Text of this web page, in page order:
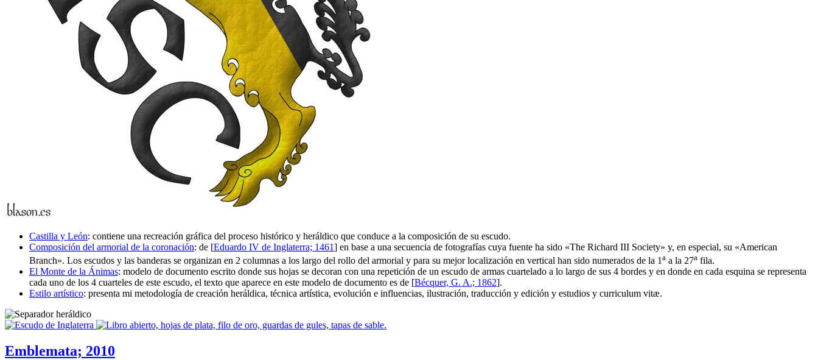
Castilla y León: contiene una recreación gráfica del proceso histórico y heráldico que conduce a la composición de su escudo.
Composición del armorial de la coronación: de [Eduardo IV de Inglaterra; 1461] en base a una secuencia de fotografías cuya fuente ha sido «The Richard III Society» y, en especial, su «American
Branch». Los escudos y las banderas se organizan en 2 columnas a los largo del rollo del armorial y para su mejor localización en vertical han sido numerados de la 1 a a la 27a fila.
El Monte de la Ánimas: modelo de documento escrito donde sus hojas se decoran con una repetición de un escudo de armas cuartelado a lo largo de sus 4 bordes y en donde en cada esquina se representa
cada uno de los 4 cuarteles de este escudo, el texto que aparece en este modelo de documento es de [Bécquer, G. A.; 1862].
Estilo artístico: presenta mi metodología de creación heráldica, técnica artística, evolución e influencias, ilustración, traducción y edición y estudios y curriculum vitæ.
Emblemata; 2010